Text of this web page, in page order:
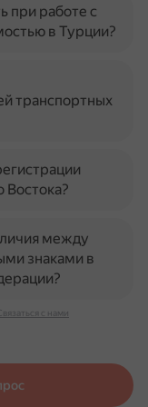
при работе с
в Турции?
транспортных
Востока?
между
знаками в
с нами